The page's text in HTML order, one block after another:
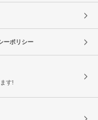
ーポリシー
す!